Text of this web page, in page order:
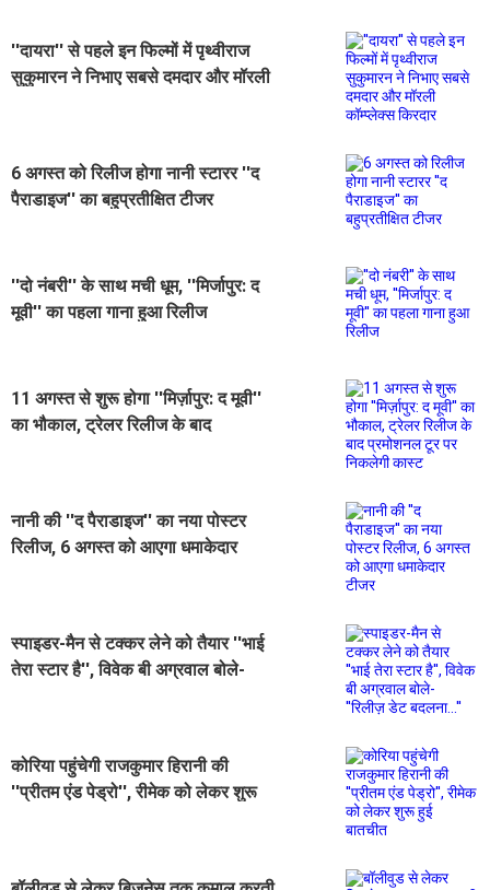
''दायरा'' से पहले इन फिल्मों में पृथ्वीराज
सुकुमारन ने निभाए सबसे दमदार और मॉरली
6 अगस्त को रिलीज होगा नानी स्टारर ''द
पैराडाइज'' का बहुप्रतीक्षित टीजर
''दो नंबरी'' के साथ मची धूम, ''मिर्जापुर: द
मूवी'' का पहला गाना हुआ रिलीज
11 अगस्त से शुरू होगा ''मिर्ज़ापुर: द मूवी''
का भौकाल, ट्रेलर रिलीज के बाद
नानी की ''द पैराडाइज'' का नया पोस्टर
रिलीज, 6 अगस्त को आएगा धमाकेदार
स्पाइडर-मैन से टक्कर लेने को तैयार ''भाई
तेरा स्टार है'', विवेक बी अग्रवाल बोले-
कोरिया पहुंचेगी राजकुमार हिरानी की
''प्रीतम एंड पेड्रो'', रीमेक को लेकर शुरू